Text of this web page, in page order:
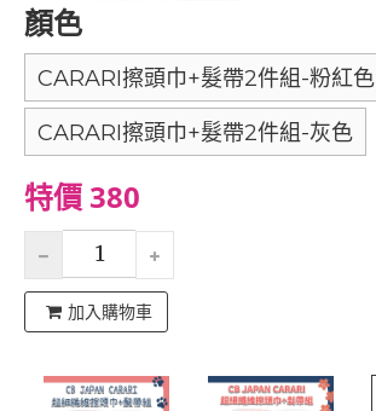
顏色
CARARI擦頭巾+髮帶2件組-粉紅色
CARARI擦頭巾+髮帶2件組-灰色
特價 380
加入購物車